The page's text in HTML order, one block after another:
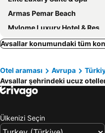
Armas Pemar Beach
Mylome Luxury Hotel & Resort
Kleopatra Dreams Beach Hotel
Senza The Inn Resort & Spa
Blue Star Hotel
Senza Garden Holiday Club
Hedef Resort
Throne Beach Resort & Spa
Avsallar konumundaki tüm
Otel araması Avrupa
Avsallar şehrindeki ucuz
Ülkenizi Seçin